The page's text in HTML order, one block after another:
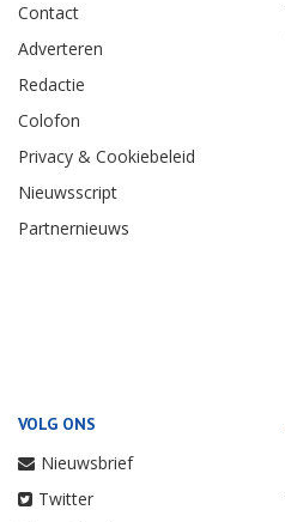
Contact
Adverteren
Redactie
Colofon
Privacy & Cookiebeleid
Nieuwsscript
Partnernieuws
VOLG ONS
Nieuwsbrief
Twitter